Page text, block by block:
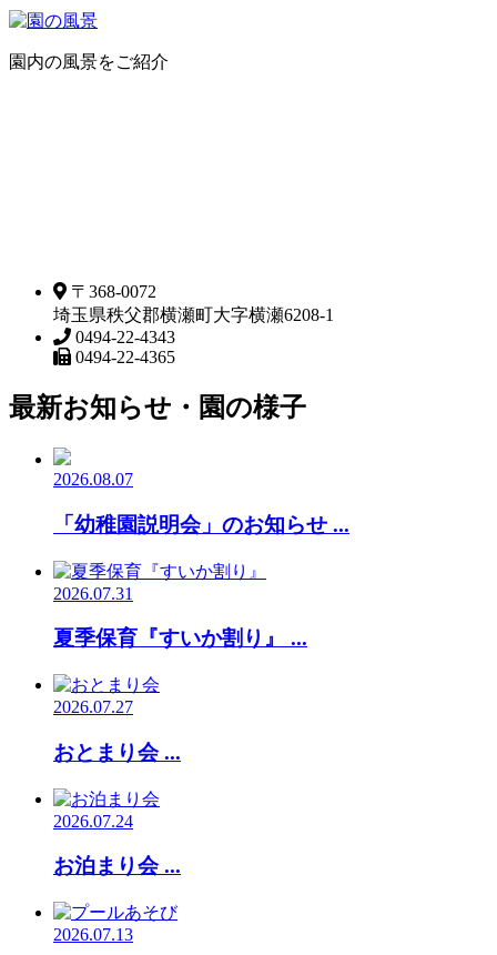
園内の風景をご紹介
〒368-0072
埼玉県秩父郡横瀬町大字横瀬6208-1
0494-22-4343
0494-22-4365
最新お知らせ・園の様子
2026.08.07
「幼稚園説明会」のお知らせ ...
2026.07.31
夏季保育『すいか割り』 ...
2026.07.27
おとまり会 ...
2026.07.24
お泊まり会 ...
2026.07.13